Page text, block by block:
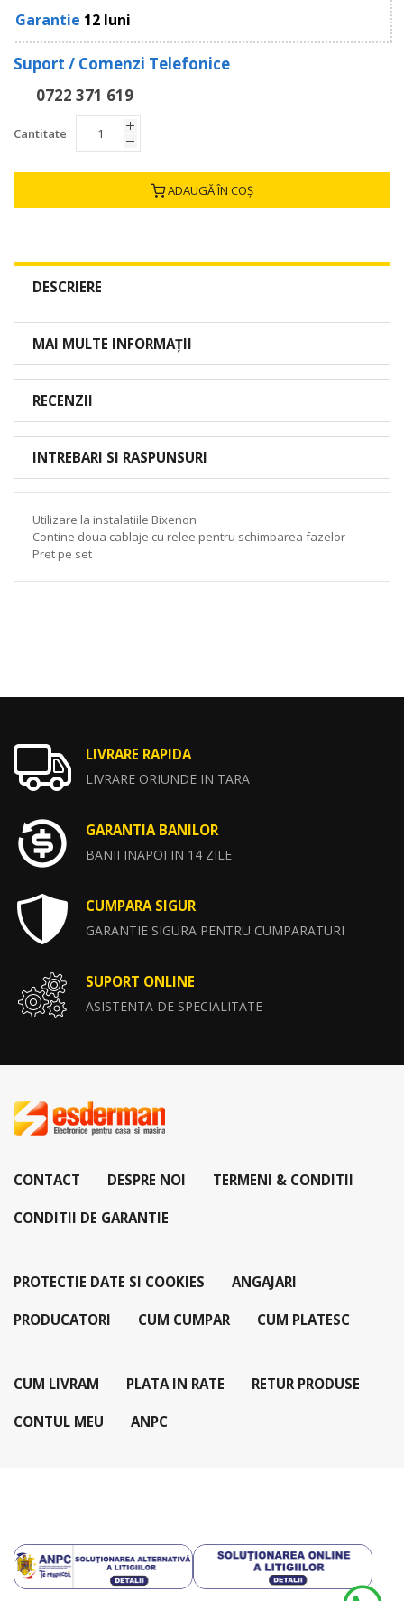
Garantie 12 luni
Suport / Comenzi Telefonice
0722 371 619
Cantitate
ADAUGĂ ÎN COȘ
DESCRIERE
MAI MULTE INFORMAȚII
RECENZII
INTREBARI SI RASPUNSURI
Utilizare la instalatiile Bixenon
Contine doua cablaje cu relee pentru schimbarea fazelor
Pret pe set
LIVRARE RAPIDA
LIVRARE ORIUNDE IN TARA
GARANTIA BANILOR
BANII INAPOI IN 14 ZILE
CUMPARA SIGUR
GARANTIE SIGURA PENTRU CUMPARATURI
SUPORT ONLINE
ASISTENTA DE SPECIALITATE
CONTACT DESPRE NOI TERMENI & CONDITII
CONDITII DE GARANTIE
PROTECTIE DATE SI COOKIES ANGAJARI
PRODUCATORI CUM CUMPAR CUM PLATESC
CUM LIVRAM PLATA IN RATE RETUR PRODUSE
CONTUL MEU ANPC